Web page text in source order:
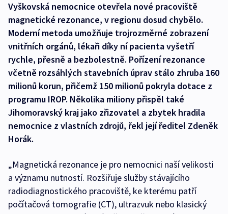
Vyškovská nemocnice otevřela nové pracoviště
magnetické rezonance, v regionu dosud chybělo.
Moderní metoda umožňuje trojrozměrné zobrazení
vnitřních orgánů, lékaři díky ní pacienta vyšetří
rychle, přesně a bezbolestně. Pořízení rezonance
včetně rozsáhlých stavebních úprav stálo zhruba 160
milionů korun, přičemž 150 milionů pokryla dotace z
programu IROP. Několika miliony přispěl také
Jihomoravský kraj jako zřizovatel a zbytek hradila
nemocnice z vlastních zdrojů, řekl její ředitel Zdeněk
Horák.
„Magnetická rezonance je pro nemocnici naší velikosti
a významu nutností. Rozšiřuje služby stávajícího
radiodiagnostického pracoviště, ke kterému patří
počítačová tomografie (CT), ultrazvuk nebo klasický